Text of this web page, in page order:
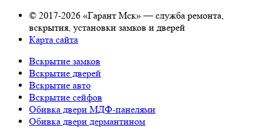
© 2017-2026 «Гарант Мск» — служба ремонта,
вскрытия, установки замков и дверей
Карта сайта
Вскрытие замков
Вскрытие дверей
Вскрытие авто
Вскрытие сейфов
Обивка двери МДФ-панелями
Обивка двери дермантином